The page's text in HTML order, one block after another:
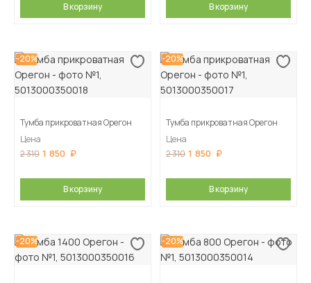
В корзину В корзину
-20%
Тумба прикроватная Орегон
Цена
2 310 1 850
В корзину
-20%
Тумба прикроватная Орегон
Цена
2 310 1 850
В корзину
-20% -20%